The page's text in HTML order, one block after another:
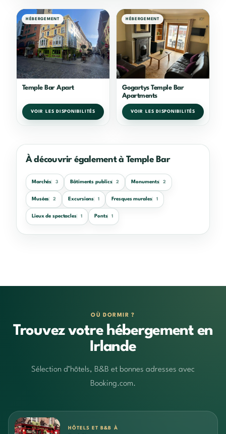
HÉBERGEMENT
Temple Bar Apart
VOIR LES DISPONIBILITÉS
HÉBERGEMENT
Gogartys Temple Bar
Apartments
VOIR LES DISPONIBILITÉS
À découvrir également à Temple Bar
Marchés 3 Bâtiments publics 2 Monuments 2
Musées 2 Excursions 1 Fresques murales 1
Lieux de spectacles 1 Ponts 1
OÙ DORMIR ?
Trouvez votre hébergement en
Irlande
Sélection d’hôtels, B&B et bonnes adresses avec
Booking.com.
HÔTELS ET B&B À